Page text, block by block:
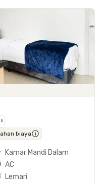
biaya
Kamar Mandi Dalam
AC
Lemari